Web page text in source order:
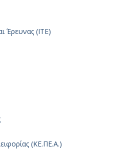
Έρευνας (ΙΤΕ)
(ΚΕ.ΠΕ.Α.)